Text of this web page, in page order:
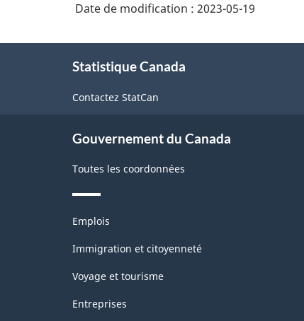
Date de modification : 2023-05-19
Statistique Canada
Contactez StatCan
Gouvernement du Canada
Toutes les coordonnées
Thèmes
sujets
Emplois
Immigration et citoyenneté
Voyage et tourisme
Entreprises